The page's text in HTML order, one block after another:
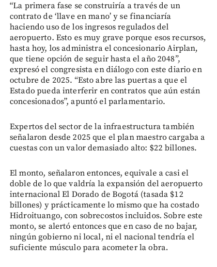
“La primera fase se construiría a través de un
contrato de ‘llave en mano’ y se financiaría
haciendo uso de los ingresos regulados del
aeropuerto. Esto es muy grave porque esos recursos,
hasta hoy, los administra el concesionario Airplan,
que tiene opción de seguir hasta el año 2048”,
expresó el congresista en diálogo con este diario en
octubre de 2025. “Esto abre las puertas a que el
Estado pueda interferir en contratos que aún están
concesionados”, apuntó el parlamentario.
Expertos del sector de la infraestructura también
señalaron desde 2025 que el plan maestro cargaba a
cuestas con un valor demasiado alto: $22 billones.
El monto, señalaron entonces, equivale a casi el
doble de lo que valdría la expansión del aeropuerto
internacional El Dorado de Bogotá (tasada $12
billones) y prácticamente lo mismo que ha costado
Hidroituango, con sobrecostos incluidos. Sobre este
monto, se alertó entonces que en caso de no bajar,
ningún gobierno ni local, ni el nacional tendría el
suficiente músculo para acometer la obra.